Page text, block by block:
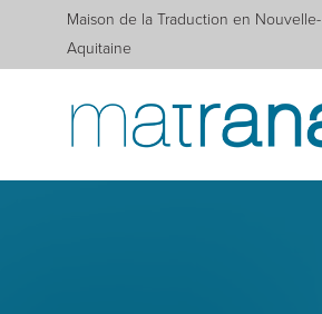
Maison de la Traduction en Nouvelle-
Aquitaine